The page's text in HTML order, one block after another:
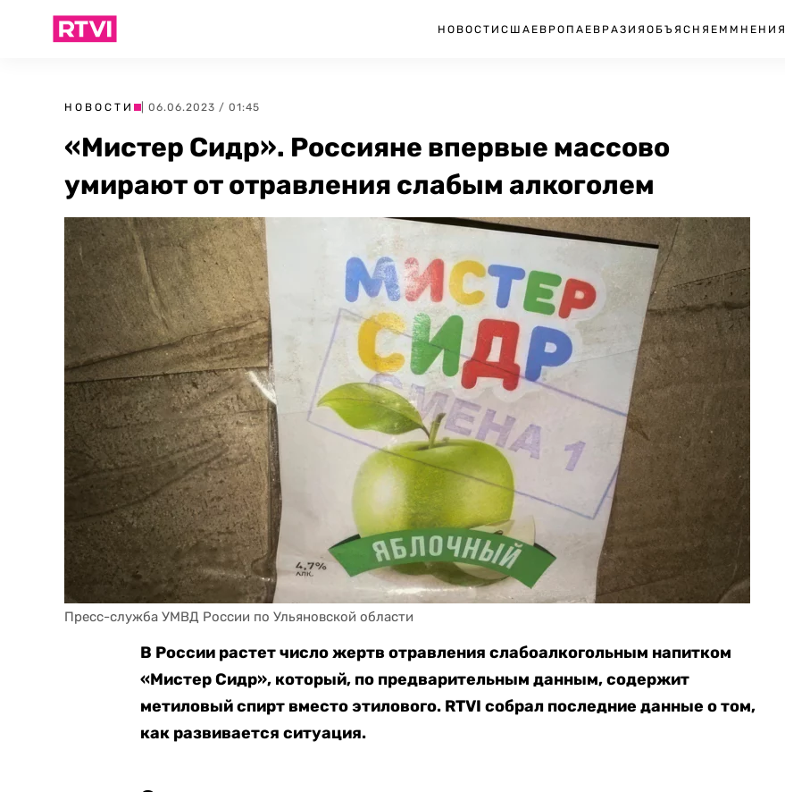
НОВОСТИ США ЕВРОПА ЕВРАЗИЯ ОБЪЯСНЯЕМ МНЕНИЯ
НОВОСТИ | 06.06.2023 / 01:45
«Мистер Сидр». Россияне впервые массово
умирают от отравления слабым алкоголем
В России растет число жертв отравления слабоалкогольным напитком
«Мистер Сидр», который, по предварительным данным, содержит
метиловый спирт вместо этилового. RTVI собрал последние данные о том,
как развивается ситуация.